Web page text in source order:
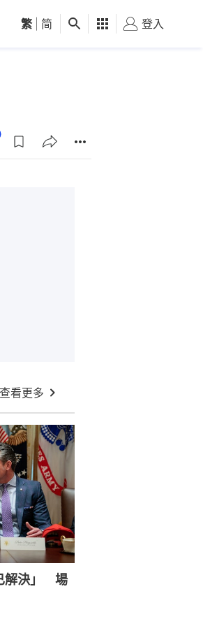
觀點 健康 好食玩飛
繁 简 登入
查看更多
解決」 場